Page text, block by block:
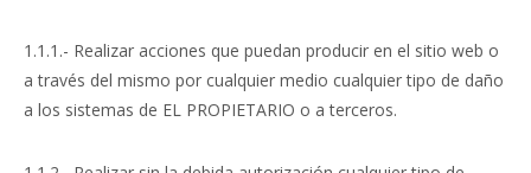
1.1.1.- Realizar acciones que puedan producir en el sitio web o
a través del mismo por cualquier medio cualquier tipo de daño
a los sistemas de EL PROPIETARIO o a terceros.